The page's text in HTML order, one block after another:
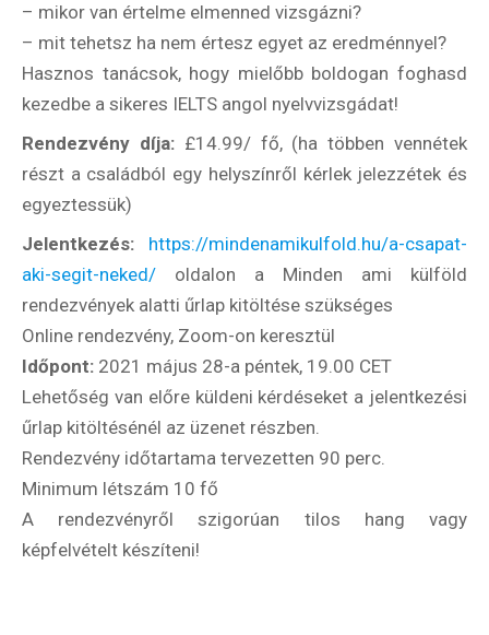
– mikor van értelme elmenned vizsgázni?
– mit tehetsz ha nem értesz egyet az eredménnyel?
Hasznos tanácsok, hogy mielőbb boldogan foghasd
kezedbe a sikeres IELTS angol nyelvvizsgádat!
Rendezvény díja: £14.99/ fő, (ha többen vennétek
részt a családból egy helyszínről kérlek jelezzétek és
egyeztessük)
Jelentkezés:
https://mindenamikulfold.hu/a-csapat-
aki-segit-neked/ oldalon a Minden ami külföld
rendezvények alatti űrlap kitöltése szükséges
Online rendezvény, Zoom-on keresztül
Időpont: 2021 május 28-a péntek, 19.00 CET
Lehetőség van előre küldeni kérdéseket a jelentkezési
űrlap kitöltésénél az üzenet részben.
Rendezvény időtartama tervezetten 90 perc.
Minimum létszám 10 fő
A rendezvényről szigorúan tilos hang vagy
képfelvételt készíteni!